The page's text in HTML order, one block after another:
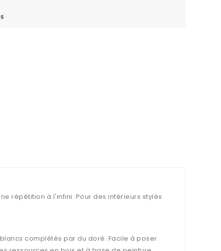
répétition à l'infini. Pour des intérieurs stylés
complétés par du doré. Facile à poser